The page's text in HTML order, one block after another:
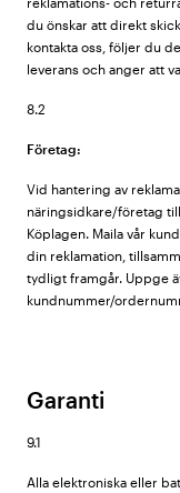
du önskar att direkt
kontakta oss, följer du
leverans och anger att
8.2
Företag:
Vid hantering av
näringsidkare/företag
Köplagen. Maila vår
din reklamation,
tydligt framgår. Uppge
kundnummer/
Garanti
9.1
Alla elektroniska eller